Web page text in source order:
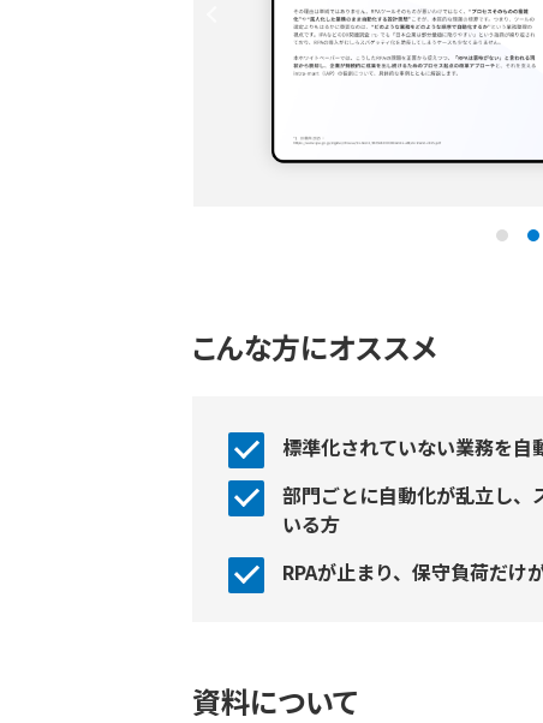
こんな方にオススメ
標準化されていない業務を
部⾨ごとに⾃動化が乱⽴し、
いる方
RPAが⽌まり、保守負荷だけ
資料について